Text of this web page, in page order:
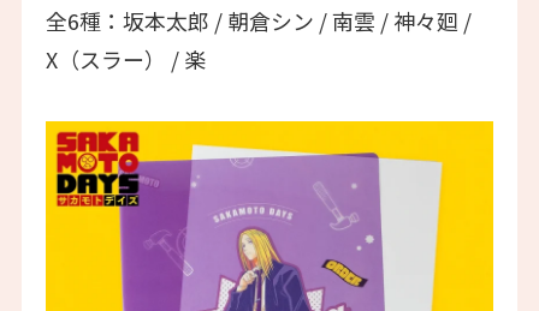
全6種：坂本太郎 / 朝倉シン / 南雲 / 神々廻 /
X（スラー） / 楽